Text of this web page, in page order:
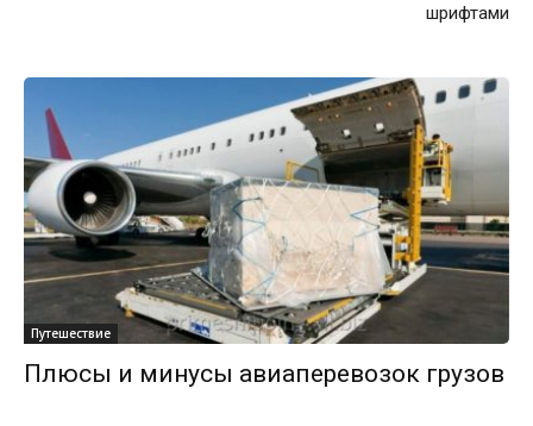
шрифтами
Путешествие
Плюсы и минусы авиаперевозок грузов